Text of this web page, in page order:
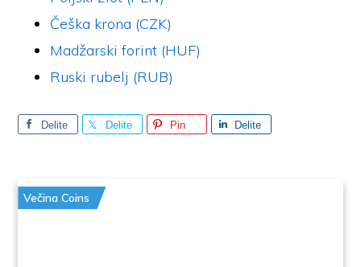
Češka krona (CZK)
Madžarski forint (HUF)
Ruski rubelj (RUB)
Delite Delite Pin Delite
Večina Coins